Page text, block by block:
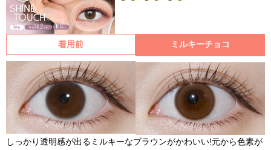
着用前 ミルキーチョコ
しっかり透明感が出るミルキーなブラウンがかわいい!元から色素が